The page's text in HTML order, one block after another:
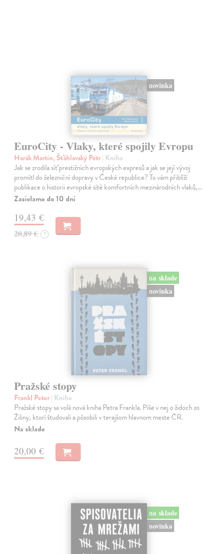
novinka
EuroCity - Vlaky, které spojily Evropu
Harák Martin, Šťáhlavský Petr| Kniha
Jak se zrodila síť prestižních evropských expresů a jak se její vývoj
promítl do železniční dopravy v České republice? To vám přiblíží
publikace o historii evropské sítě komfortních mezinárodních vlaků,…
Zasielame do 10 dní
19,43 €
20,89 € ?
na sklade
novinka
Pražské stopy
Frankl Peter| Kniha
Pražské stopy sa volá nová kniha Petra Frankla. Píše v nej o židoch zo
Žiliny, ktorí študovali a pôsobili v terajšom hlavnom meste ČR.
Na sklade
20,00 €
na sklade
novinka